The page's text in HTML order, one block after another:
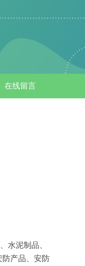
在线留言
水泥制品、
防产品、安防